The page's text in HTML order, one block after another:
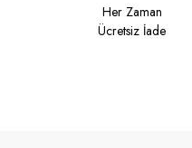
Her Zaman
Ücretsiz İade